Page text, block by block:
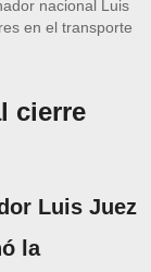
nacional Luis
en el transporte
cierre
Luis Juez
la